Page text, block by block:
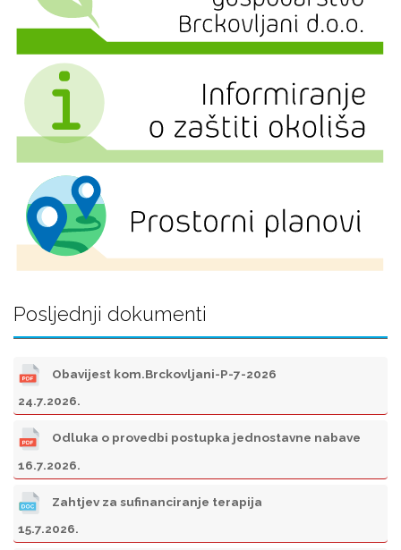
Posljednji dokumenti
Obavijest kom.Brckovljani-P-7-2026
24.7.2026.
Odluka o provedbi postupka jednostavne nabave
16.7.2026.
Zahtjev za sufinanciranje terapija
15.7.2026.